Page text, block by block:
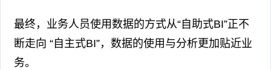
最终，业务人员使用数据的方式从“自助式BI”正不
断走向 “自主式BI”，数据的使用与分析更加贴近业
务。